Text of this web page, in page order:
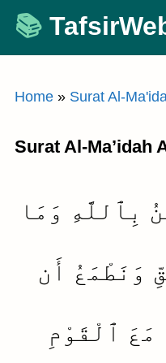
Skip
content
Home » Surat Al-
Surat Al-Ma’idah
بِٱللَّهِ وَمَا
وَنَطْمَعُ أَن
مَعَ ٱلْقَوْمِ